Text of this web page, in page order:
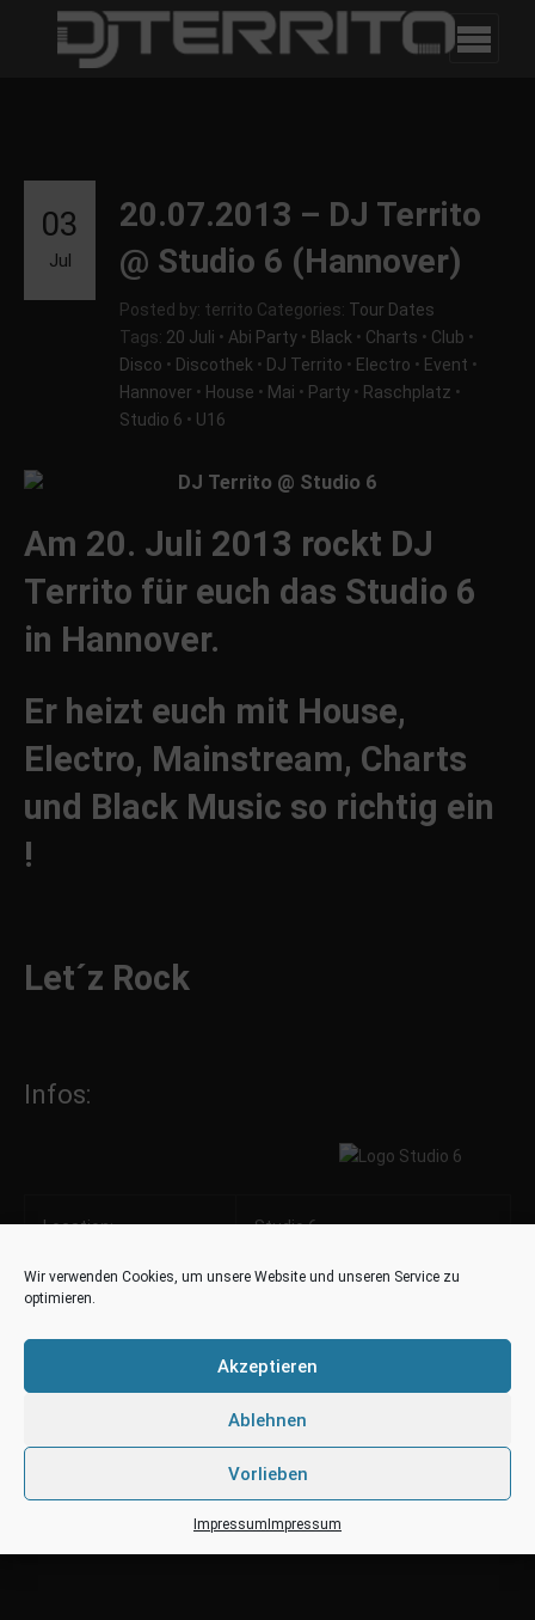
Wir verwenden Cookies, um unsere Website und unseren Service zu
optimieren.
Akzeptieren
Ablehnen
Vorlieben
Impressum Impressum
20.07.2013 – DJ Territo
@ Studio 6 (Hannover)
Posted by: territo Categories: Tour Dates
Tags: 20 Juli • Abi Party • Black • Charts • Club •
Disco • Discothek • DJ Territo • Electro • Event •
Hannover • House • Mai • Party • Raschplatz •
Studio 6 • U16
03
Jul
Am 20. Juli 2013 rockt DJ
Territo für euch das Studio 6
in Hannover.
Er heizt euch mit House,
Electro, Mainstream, Charts
und Black Music so richtig ein
!
Let´z Rock
Infos:
Location: Studio 6
Ort:
20.07.2013
22:00 – 06:00
Studio 6